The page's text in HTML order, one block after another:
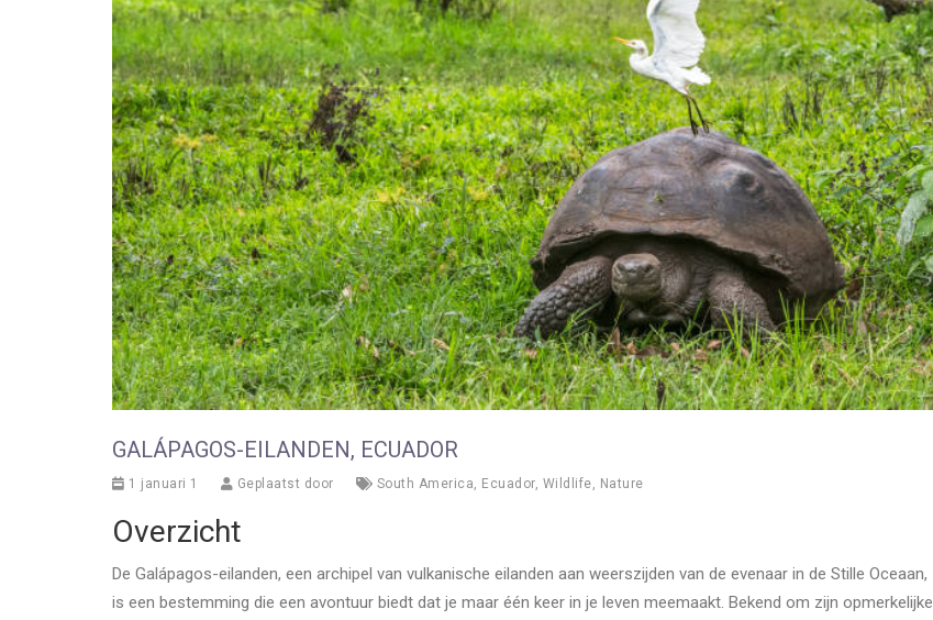
GALÁPAGOS-EILANDEN, ECUADOR
1 januari 1 Geplaatst door South America, Ecuador, Wildlife, Nature
Overzicht
De Galápagos-eilanden, een archipel van vulkanische eilanden aan weerszijden van de evenaar in de Stille Oceaan,
is een bestemming die een avontuur biedt dat je maar één keer in je leven meemaakt. Bekend om zijn opmerkelijke